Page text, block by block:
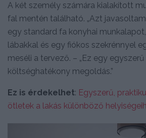
A két személy számára kialakított
fal mentén található. „Azt
egy standard fa konyhai
lábakkal és egy fiókos szekrénnyel
meséli a tervező. – „Ez egy egyszerű
költséghatékony megoldás.”
Ez is érdekelhet: Egyszerű,
ötletek a lakás különböző